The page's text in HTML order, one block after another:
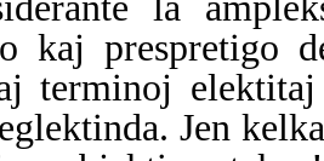
kaj prespretigo
terminoj
Jen